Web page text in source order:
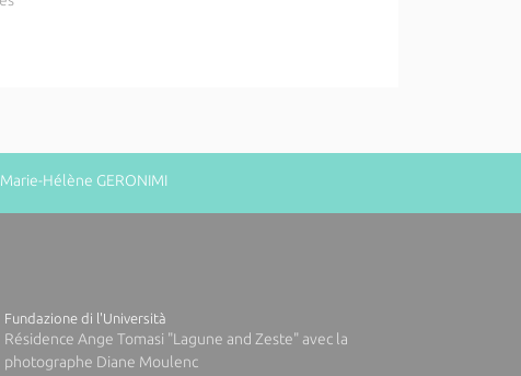
Hélène GERONIMI
Fundazione di l'Università
Résidence Ange Tomasi "Lagune and Zeste" avec la
photographe Diane Moulenc